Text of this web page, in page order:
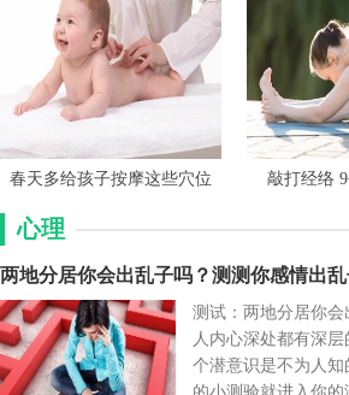
春天多给孩子按摩这些穴位 敲打经络
心理
两地分居你会出乱子吗？测测你感情出
测试：两地分居你会
人内心深处都有深
个潜意识是不为人知